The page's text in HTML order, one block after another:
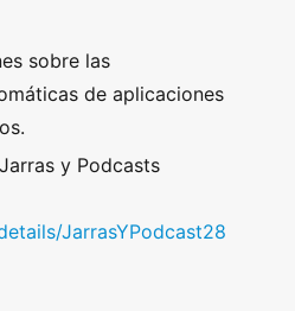
sobre las
de aplicaciones
y Podcasts
JarrasYPodcast28